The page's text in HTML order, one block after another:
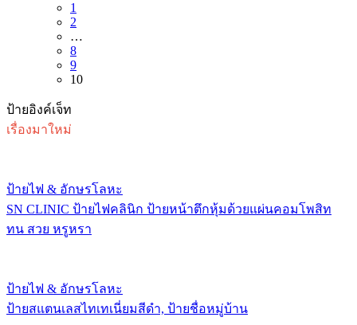
1
2
…
8
9
10
ป้ายอิงค์เจ็ท
เรื่องมาใหม่
ป้ายไฟ & อักษรโลหะ
SN CLINIC ป้ายไฟคลินิก ป้ายหน้าตึกหุ้มด้วยแผ่นคอมโพสิท
ทน สวย หรูหรา
ป้ายไฟ & อักษรโลหะ
ป้ายสแตนเลสไทเทเนี่ยมสีดำ, ป้ายชื่อหมู่บ้าน